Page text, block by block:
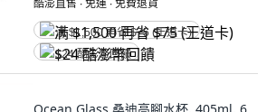
酷澎直售 ∙ 免運 ∙ 免費退貨
满 $1,500 再省 $75 (王道卡)
$24 酷澎幣回饋